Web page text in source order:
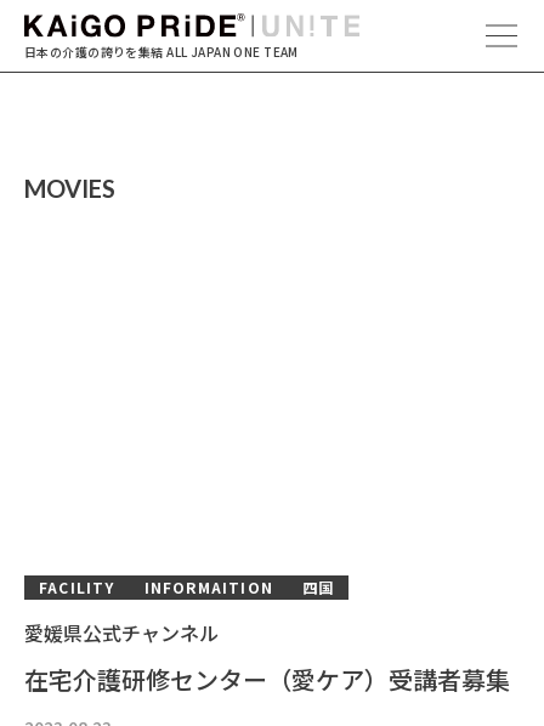
日本の介護の誇りを集結ALL JAPAN ONE TEAM
MOVIES
FACILITY INFORMAITION 四国
愛媛県公式チャンネル
在宅介護研修センター（愛ケア）受講者募集